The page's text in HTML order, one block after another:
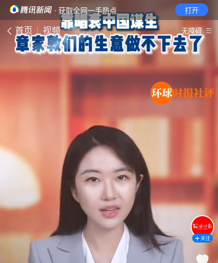
· 获取全网一手热点 打开
首页 视频 无障碍
关注